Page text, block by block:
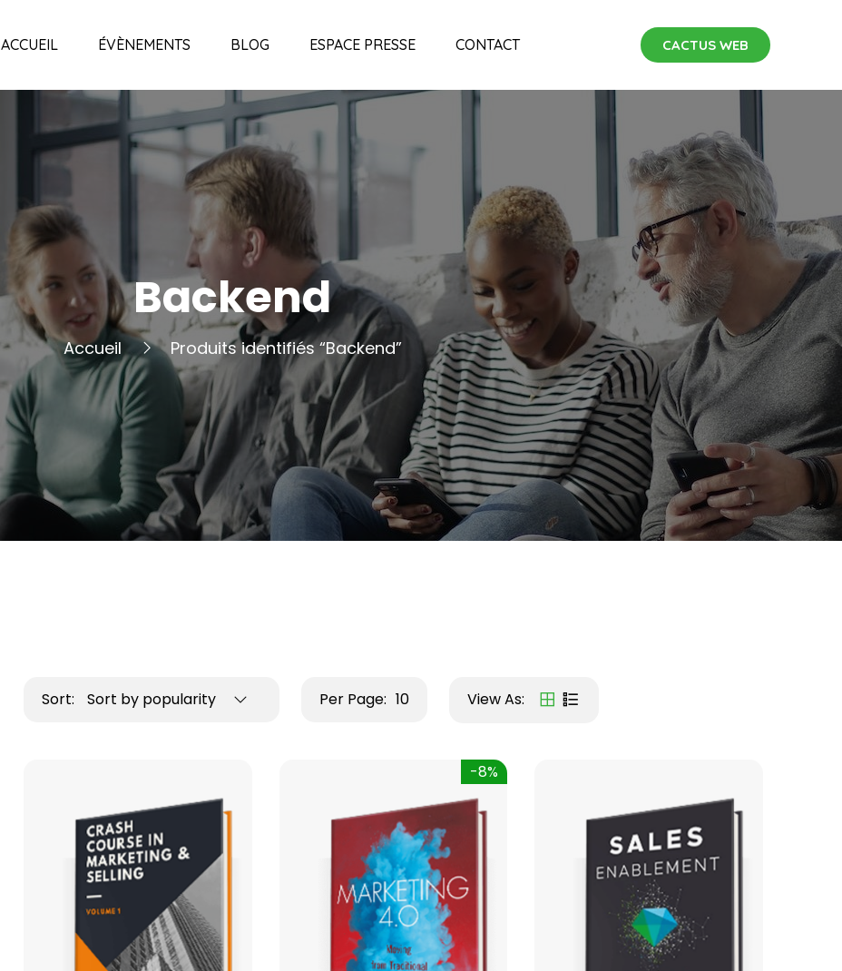
ACCUEIL ÉVÈNEMENTS BLOG ESPACE PRESSE CONTACT CACTUS WEB
Backend
Accueil Produits identifiés “Backend”
Sort: Sort by popularity Per Page: 10 View As:
-8%